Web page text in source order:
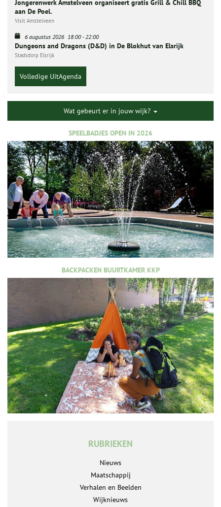
Jongerenwerk Amstelveen organiseert gratis Grill & Chill BBQ
aan De Poel.
Visit Amstelveen
6 augustus 2026 18:00-22:00
Dungeons and Dragons (D&D) in De Blokhut van Elsrijk
Stadsdorp Elsrijk
Volledige UitAgenda
Wat gebeurt er in jouw wijk?
SPEELBADJES OPEN IN 2026
BACKPACKEN BUURTKAMER KKP
RUBRIEKEN
Nieuws
Maatschappij
Verhalen en Beelden
Wijknieuws